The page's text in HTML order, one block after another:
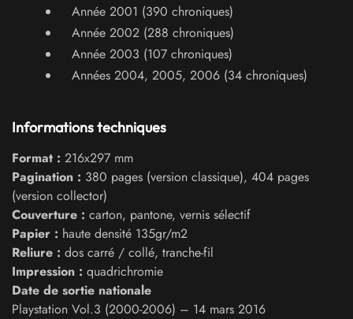
Année 2001 (390 chroniques)
Année 2002 (288 chroniques)
Année 2003 (107 chroniques)
Années 2004, 2005, 2006 (34 chroniques)
Informations techniques
Format : 216x297 mm
Pagination : 380 pages (version classique), 404 pages
(version collector)
Couverture : carton, pantone, vernis sélectif
Papier : haute densité 135gr/m2
Reliure : dos carré / collé, tranche-fil
Impression : quadrichromie
Date de sortie nationale
Playstation Vol.3 (2000-2006) – 14 mars 2016